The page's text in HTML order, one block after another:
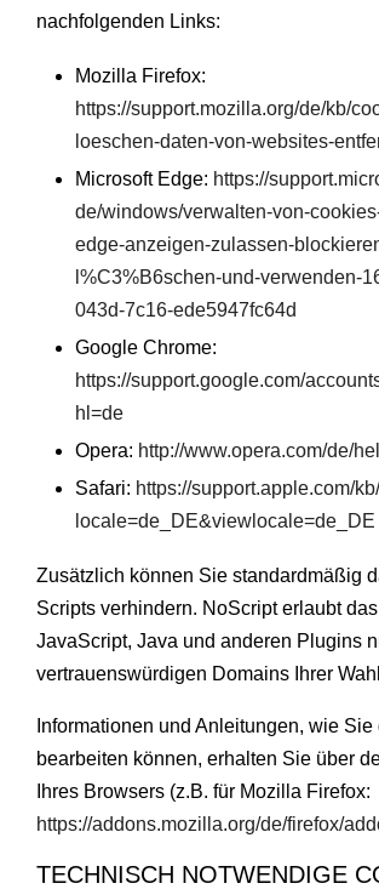
nachfolgenden Links:
Mozilla Firefox:
https://support.mozilla.org/de/kb/
loeschen-daten-von-websites-
Microsoft Edge: https://
de/windows/verwalten-von-
edge-anzeigen-zulassen-
l%C3%B6schen-und-verwenden-
043d-7c16-ede5947fc64d
Google Chrome:
https://support.google.com/
hl=de
Opera: http://www.opera.com/de/
Safari: https://support.apple.com/
locale=de_DE&viewlocale=de_DE
Zusätzlich können Sie standardmäßig
Scripts verhindern. NoScript erlaubt
JavaScript, Java und anderen Plugins
vertrauenswürdigen Domains Ihrer
Informationen und Anleitungen, wie
bearbeiten können, erhalten Sie über
Ihres Browsers (z.B. für Mozilla Firefox:
https://addons.mozilla.org/de/firefox/
TECHNISCH NOTWENDIGE